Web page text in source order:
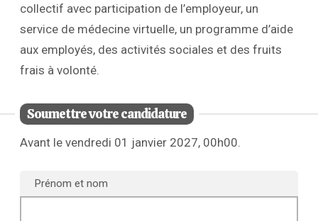
collectif avec participation de l’employeur, un
service de médecine virtuelle, un programme d’aide
aux employés, des activités sociales et des fruits
frais à volonté.
Soumettre votre candidature
Avant le vendredi 01 janvier 2027, 00h00.
Prénom et nom